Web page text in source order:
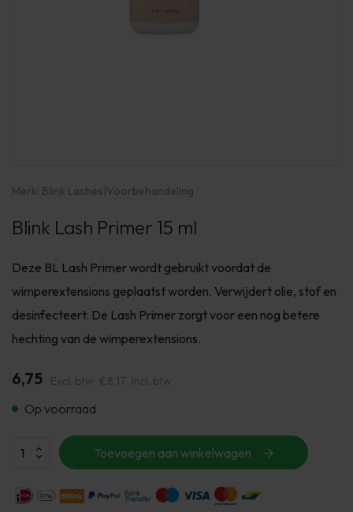
Merk: Blink Lashes|Voorbehandeling
Blink Lash Primer 15 ml
Deze BL Lash Primer wordt gebruikt voordat de
wimperextensions geplaatst worden. Verwijdert olie, stof en
desinfecteert. De Lash Primer zorgt voor een nog betere
hechting van de wimperextensions.
6,75 Excl. btw €8,17 Incl. btw
Op voorraad
Toevoegen aan winkelwagen